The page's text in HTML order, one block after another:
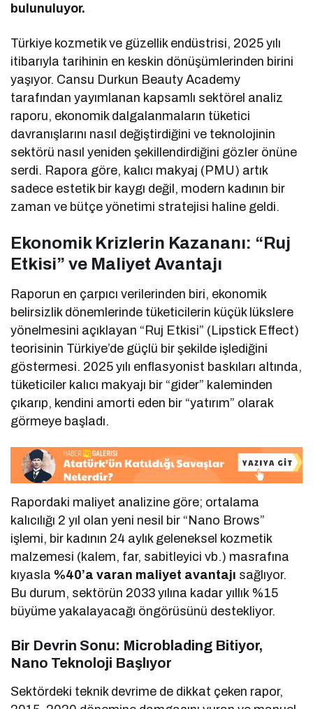
bulunuluyor.
Türkiye kozmetik ve güzellik endüstrisi, 2025 yılı
itibarıyla tarihinin en keskin dönüşümlerinden birini
yaşıyor. Cansu Durkun Beauty Academy
tarafından yayımlanan kapsamlı sektörel analiz
raporu, ekonomik dalgalanmaların tüketici
davranışlarını nasıl değiştirdiğini ve teknolojinin
sektörü nasıl yeniden şekillendirdiğini gözler önüne
serdi. Rapora göre, kalıcı makyaj (PMU) artık
sadece estetik bir kaygı değil, modern kadının bir
zaman ve bütçe yönetimi stratejisi haline geldi.
Ekonomik Krizlerin Kazananı: “Ruj
Etkisi” ve Maliyet Avantajı
Raporun en çarpıcı verilerinden biri, ekonomik
belirsizlik dönemlerinde tüketicilerin küçük lükslere
yönelmesini açıklayan “Ruj Etkisi” (Lipstick Effect)
teorisinin Türkiye’de güçlü bir şekilde işlediğini
göstermesi. 2025 yılı enflasyonist baskıları altında,
tüketiciler kalıcı makyajı bir “gider” kaleminden
çıkarıp, kendini amorti eden bir “yatırım” olarak
görmeye başladı.
Rapordaki maliyet analizine göre; ortalama
kalıcılığı 2 yıl olan yeni nesil bir “Nano Brows”
işlemi, bir kadının 24 aylık geleneksel kozmetik
malzemesi (kalem, far, sabitleyici vb.) masrafına
kıyasla %40’a varan maliyet avantajı sağlıyor.
Bu durum, sektörün 2033 yılına kadar yıllık %15
büyüme yakalayacağı öngörüsünü destekliyor.
Bir Devrin Sonu: Microblading Bitiyor,
Nano Teknoloji Başlıyor
Sektördeki teknik devrime de dikkat çeken rapor,